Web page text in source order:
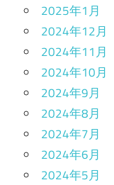
2025年1月
2024年12月
2024年11月
2024年10月
2024年9月
2024年8月
2024年7月
2024年6月
2024年5月